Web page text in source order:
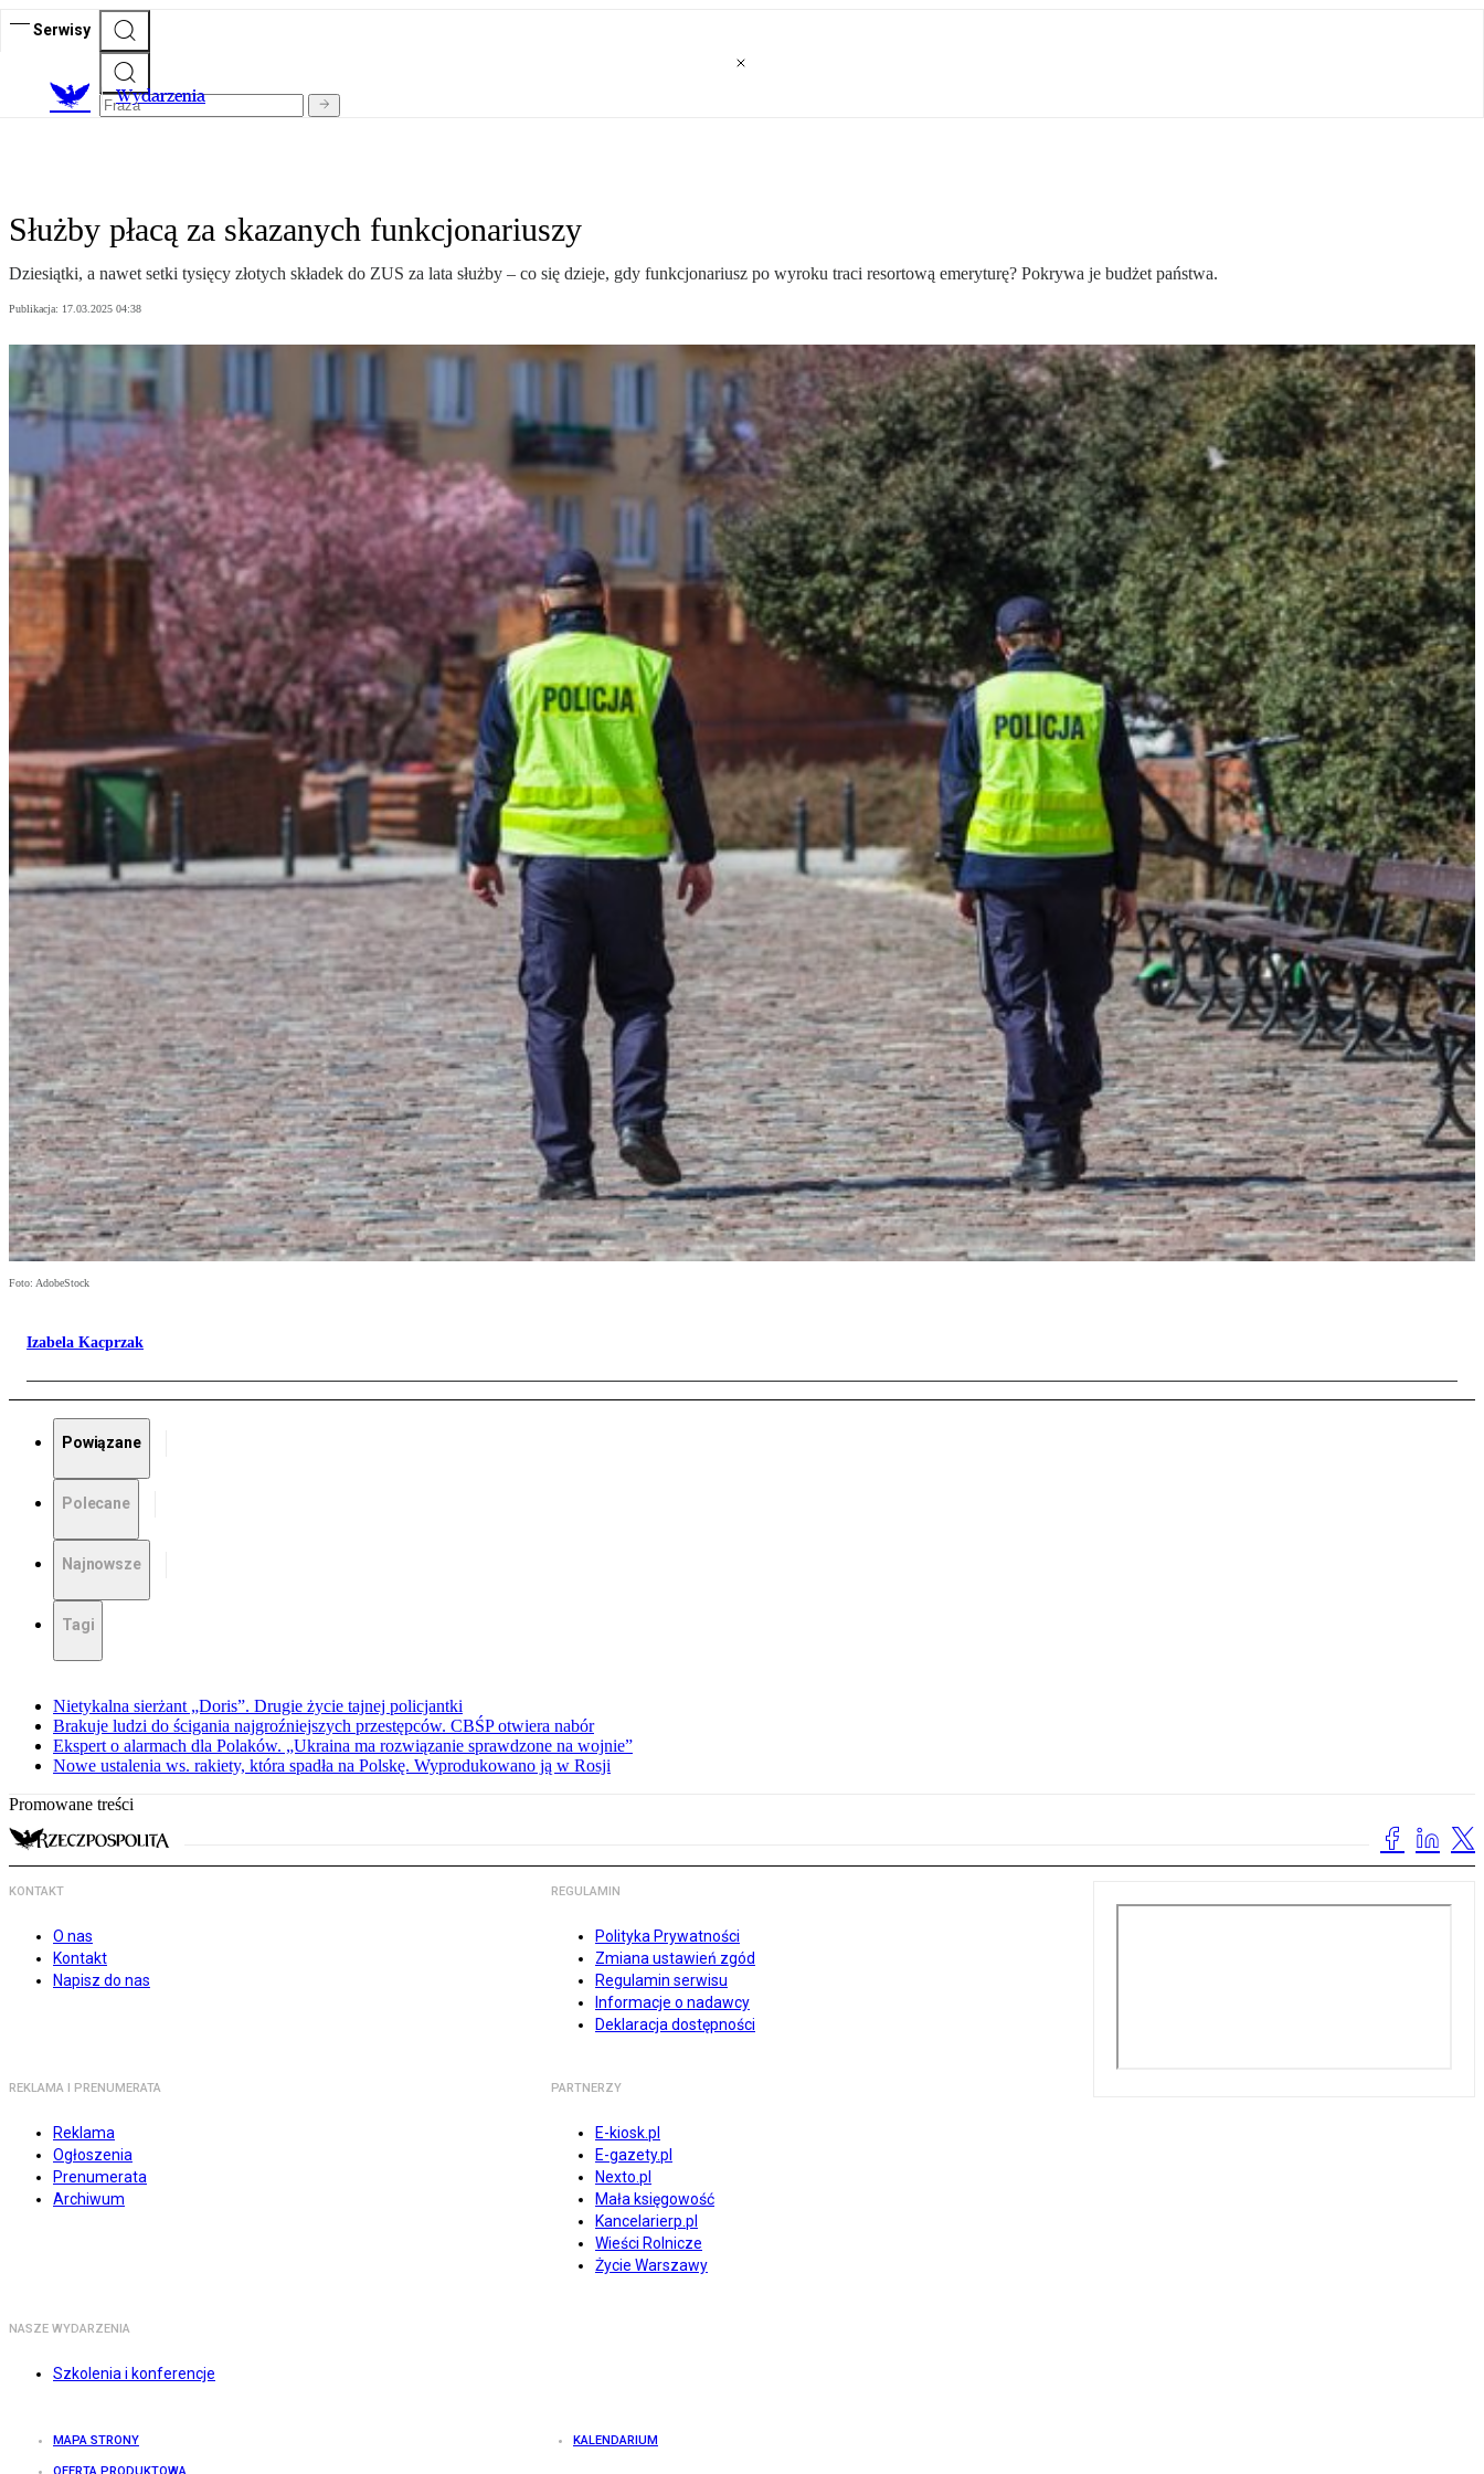
Serwisy
Wydarzenia
Służby płacą za skazanych funkcjonariuszy
Dziesiątki, a nawet setki tysięcy złotych składek do ZUS za lata służby – co się dzieje, gdy funkcjonariusz po wyroku traci resortową emeryturę? Pokrywa je budżet państwa.
Publikacja: 17.03.2025 04:38
Foto: AdobeStock
Izabela Kacprzak
Powiązane
Polecane
Najnowsze
Tagi
Nietykalna sierżant „Doris”. Drugie życie tajnej policjantki
Brakuje ludzi do ścigania najgroźniejszych przestępców. CBŚP otwiera nabór
Ekspert o alarmach dla Polaków. „Ukraina ma rozwiązanie sprawdzone na wojnie”
Nowe ustalenia ws. rakiety, która spadła na Polskę. Wyprodukowano ją w Rosji
Promowane treści
KONTAKT
O nas
Kontakt
Napisz do nas
REGULAMIN
Polityka Prywatności
Zmiana ustawień zgód
Regulamin serwisu
Informacje o nadawcy
Deklaracja dostępności
REKLAMA I PRENUMERATA
Reklama
Ogłoszenia
Prenumerata
Archiwum
PARTNERZY
E-kiosk.pl
E-gazety.pl
Nexto.pl
Mała księgowość
Kancelarierp.pl
Wieści Rolnicze
Życie Warszawy
NASZE WYDARZENIA
Szkolenia i konferencje
MAPA STRONY KALENDARIUM